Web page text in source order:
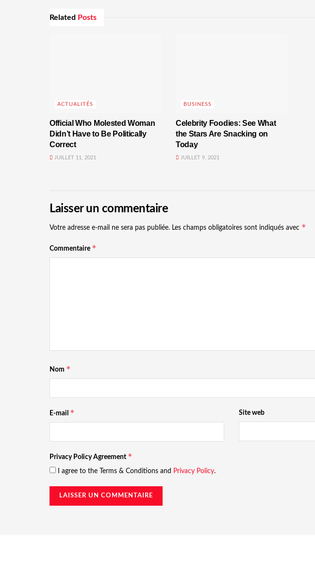
Related Posts
ACTUALITÉS
Official Who Molested Woman
Didn’t Have to Be Politically
Correct
JUILLET 11, 2021
BUSINESS
Celebrity Foodies: See What
the Stars Are Snacking on
Today
JUILLET 9, 2021
Laisser un commentaire
Votre adresse e-mail ne sera pas publiée. Les champs obligatoires sont indiqués avec *
Commentaire *
Nom *
E-mail * Site web
Privacy Policy Agreement *
I agree to the Terms & Conditions and Privacy Policy.